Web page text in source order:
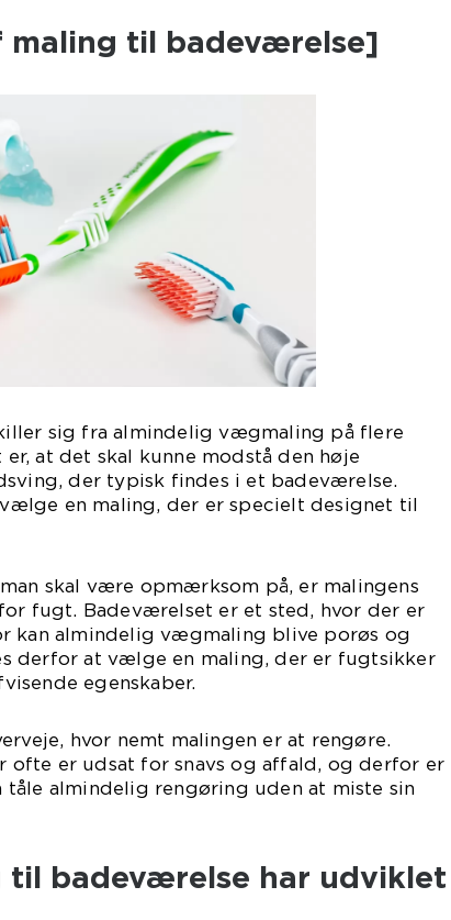
til badeværelse]
sig fra almindelig vægmaling på flere
at det skal kunne modstå den høje
der typisk findes i et badeværelse.
en maling, der er specielt designet til
skal være opmærksom på, er malingens
fugt. Badeværelset er et sted, hvor der er
kan almindelig vægmaling blive porøs og
derfor at vælge en maling, der er fugtsikker
egenskaber.
hvor nemt malingen er at rengøre.
ofte er udsat for snavs og affald, og derfor er
almindelig rengøring uden at miste sin
til badeværelse har udviklet